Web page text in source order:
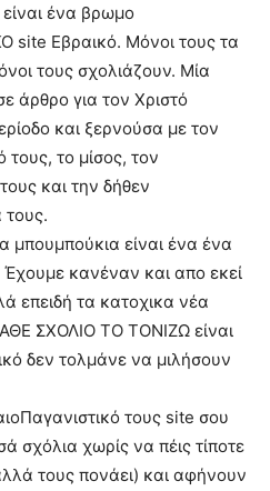
ένα βρωμο
site Εβραικό. Μόνοι τους τα
τους σχολιάζουν. Μία
άρθρο για τον Χριστό
και ξερνούσα με τον
τους, το μίσος, τον
και την δήθεν
μπουμπούκια είναι ένα ένα
Έχουμε κανέναν και απο εκεί
επειδή τα κατοχικα νέα
ΣΧΟΛΙΟ ΤΟ ΤΟΝΙΖΩ είναι
δεν τολμάνε να μιλήσουν
τους site σου
σχόλια χωρίς να πέις τίποτε
τους πονάει) και αφήνουν